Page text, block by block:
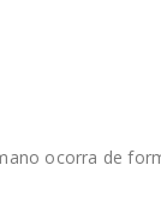
ocorra de